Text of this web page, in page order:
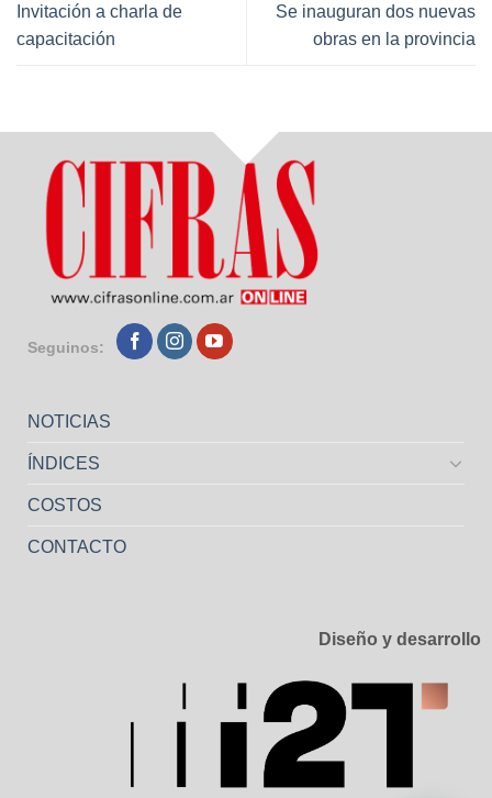
Invitación a charla de
capacitación
Se inauguran dos nuevas
obras en la provincia
Seguinos:
NOTICIAS
ÍNDICES
COSTOS
CONTACTO
Diseño y desarrollo